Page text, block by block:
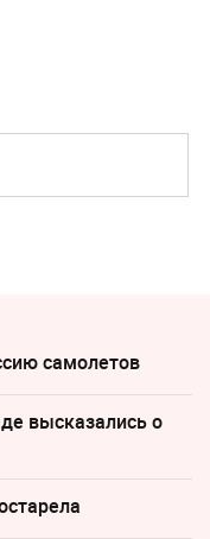
самолетов
высказались о